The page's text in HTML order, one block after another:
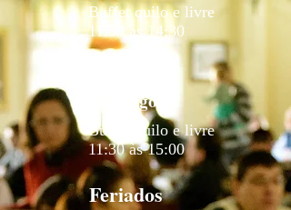
Buffet quilo e livre
11:30 às 14:30
Domingos
Buffet quilo e livre
11:30 às 15:00
Feriados